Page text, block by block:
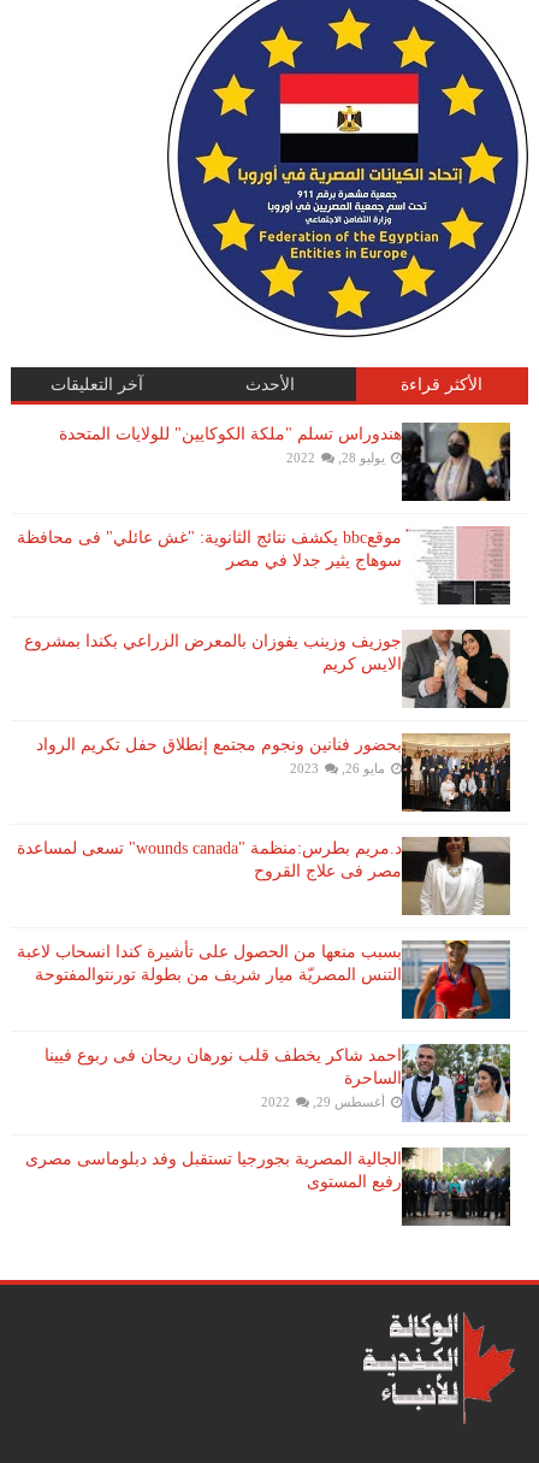
الأكثر قراءة الأحدث آخر التعليقات
هندوراس تسلم "ملكة الكوكايين" للولايات المتحدة
يوليو 28, 2022
موقعbbc يكشف نتائج الثانوية: "غش عائلي" فى محافظة
سوهاج يثير جدلا في مصر
جوزيف وزينب يفوزان بالمعرض الزراعي بكندا بمشروع
الايس كريم
بحضور فنانين ونجوم مجتمع إنطلاق حفل تكريم الرواد
مايو 26, 2023
د.مريم بطرس:منظمة "wounds canada" تسعى لمساعدة
مصر فى علاج القروح
بسبب منعها من الحصول على تأشيرة كندا انسحاب لاعبة ​
التنس​ المصريّة ​ميار شريف​ من بطولة ​تورنتو​المفتوحة
احمد شاكر يخطف قلب نورهان ريحان فى ربوع فيينا
الساحرة
أغسطس 29, 2022
الجالية المصرية بجورجيا تستقبل وفد دبلوماسى مصرى
رفيع المستوى